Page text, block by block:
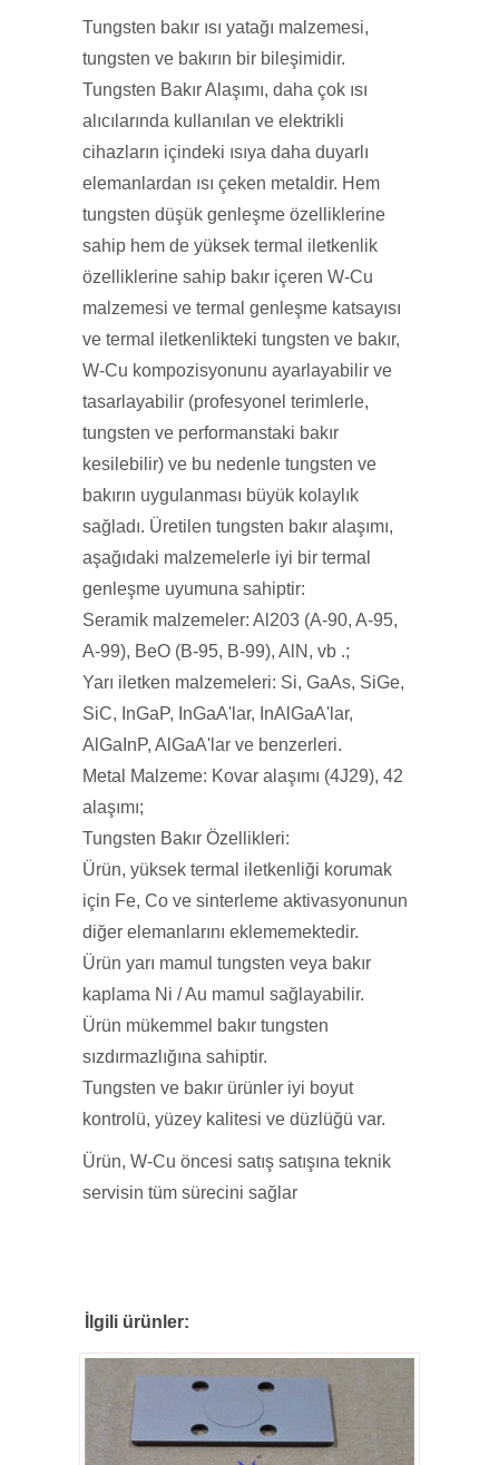
Tungsten bakır ısı yatağı malzemesi,
tungsten ve bakırın bir bileşimidir.
Tungsten Bakır Alaşımı, daha çok ısı
alıcılarında kullanılan ve elektrikli
cihazların içindeki ısıya daha duyarlı
elemanlardan ısı çeken metaldir. Hem
tungsten düşük genleşme özelliklerine
sahip hem de yüksek termal iletkenlik
özelliklerine sahip bakır içeren W-Cu
malzemesi ve termal genleşme katsayısı
ve termal iletkenlikteki tungsten ve bakır,
W-Cu kompozisyonunu ayarlayabilir ve
tasarlayabilir (profesyonel terimlerle,
tungsten ve performanstaki bakır
kesilebilir) ve bu nedenle tungsten ve
bakırın uygulanması büyük kolaylık
sağladı. Üretilen tungsten bakır alaşımı,
aşağıdaki malzemelerle iyi bir termal
genleşme uyumuna sahiptir:
Seramik malzemeler: Al203 (A-90, A-95,
A-99), BeO (B-95, B-99), AlN, vb .;
Yarı iletken malzemeleri: Si, GaAs, SiGe,
SiC, InGaP, InGaA'lar, InAlGaA'lar,
AlGaInP, AlGaA'lar ve benzerleri.
Metal Malzeme: Kovar alaşımı (4J29), 42
alaşımı;
Tungsten Bakır Özellikleri:
Ürün, yüksek termal iletkenliği korumak
için Fe, Co ve sinterleme aktivasyonunun
diğer elemanlarını eklememektedir.
Ürün yarı mamul tungsten veya bakır
kaplama Ni / Au mamul sağlayabilir.
Ürün mükemmel bakır tungsten
sızdırmazlığına sahiptir.
Tungsten ve bakır ürünler iyi boyut
kontrolü, yüzey kalitesi ve düzlüğü var.
Ürün, W-Cu öncesi satış satışına teknik
servisin tüm sürecini sağlar
İlgili ürünler: